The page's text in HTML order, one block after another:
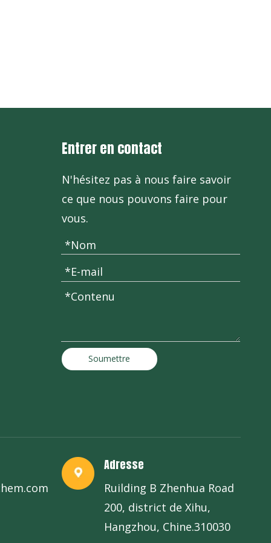
Entrer en contact
N'hésitez pas à nous faire savoir
ce que nous pouvons faire pour
vous.
Soumettre
Adresse
Ruilding B Zhenhua Road
200, district de Xihu,
Hangzhou, Chine.310030